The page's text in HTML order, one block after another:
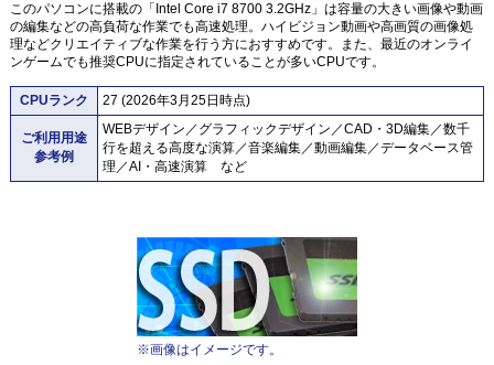
このパソコンに搭載の「Intel Core i7 8700 3.2GHz」は容量の大きい画像や動画
の編集などの高負荷な作業でも高速処理。ハイビジョン動画や高画質の画像処
理などクリエイティブな作業を行う方におすすめです。また、最近のオンライ
ンゲームでも推奨CPUに指定されていることが多いCPUです。
CPUランク 27 (2026年3月25日時点)
ご利用用途
参考例
WEBデザイン／グラフィックデザイン／CAD・3D編集／数千
行を超える高度な演算／音楽編集／動画編集／データベース管
理／AI・高速演算 など
※画像はイメージです。